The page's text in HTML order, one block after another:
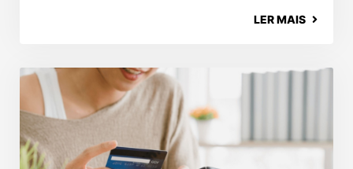
LER MAIS